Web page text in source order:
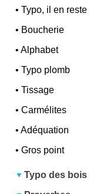
•Typo, il en reste
• Boucherie
•Alphabet
•Typo plomb
•Tissage
•Carmélites
•Adéquation
•Gros point
Typo des bois